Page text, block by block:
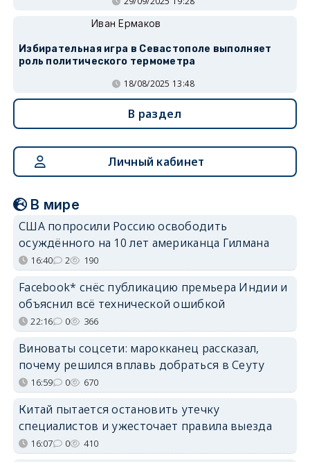
Иван Ермаков
Избирательная игра в Севастополе выполняет
роль политического термометра
18/08/2025 13:48
В раздел
Личный кабинет
В мире
США попросили Россию освободить
осуждённого на 10 лет американца Гилмана
16:40 2 190
Facebook* снёс публикацию премьера Индии и
объяснил всё технической ошибкой
22:16 0 366
Виноваты соцсети: марокканец рассказал,
почему решился вплавь добраться в Сеуту
16:59 0 670
Китай пытается остановить утечку
специалистов и ужесточает правила выезда
16:07 0 410